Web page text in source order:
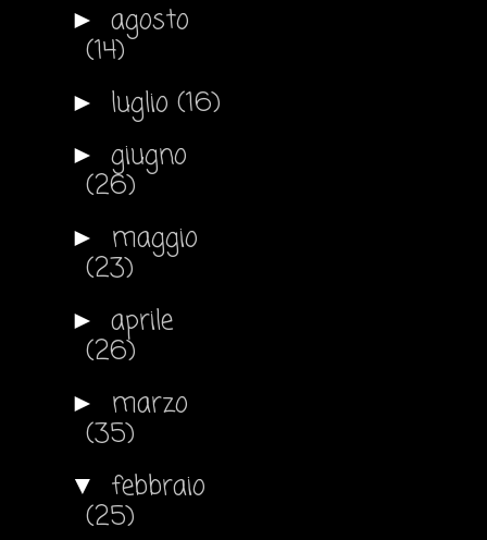
► agosto
(14)
► luglio (16)
► giugno
(26)
► maggio
(23)
► aprile
(26)
► marzo
(35)
▼ febbraio
(25)